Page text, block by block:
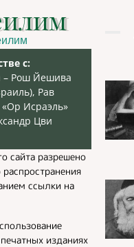
с:
– Рош Йешива
Рав
«Ор Исраэль»
Цви
сайта разрешено
ссылки на
изданиях